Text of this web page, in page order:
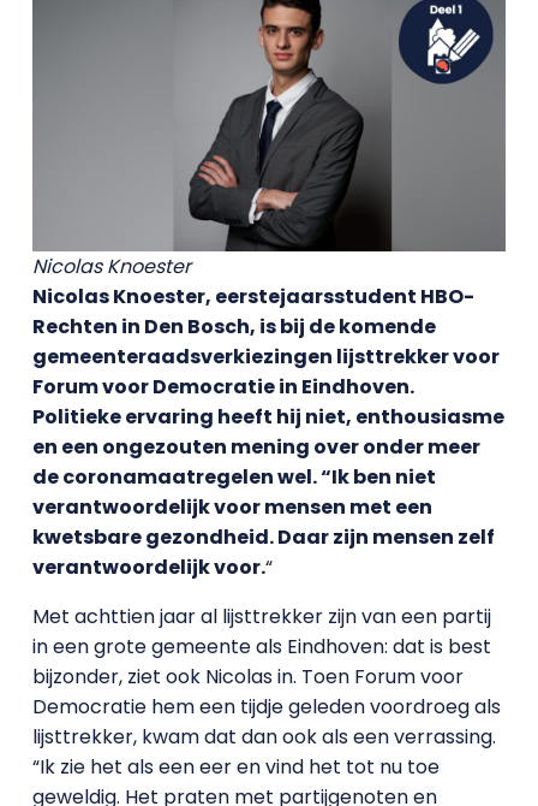
Nicolas Knoester
Nicolas Knoester, eerstejaarsstudent HBO-
Rechten in Den Bosch, is bij de komende
gemeenteraadsverkiezingen lijsttrekker voor
Forum voor Democratie in Eindhoven.
Politieke ervaring heeft hij niet, enthousiasme
en een ongezouten mening over onder meer
de coronamaatregelen wel. “Ik ben niet
verantwoordelijk voor mensen met een
kwetsbare gezondheid. Daar zijn mensen zelf
verantwoordelijk voor.“
Met achttien jaar al lijsttrekker zijn van een partij
in een grote gemeente als Eindhoven: dat is best
bijzonder, ziet ook Nicolas in. Toen Forum voor
Democratie hem een tijdje geleden voordroeg als
lijsttrekker, kwam dat dan ook als een verrassing.
“Ik zie het als een eer en vind het tot nu toe
geweldig. Het praten met partijgenoten en